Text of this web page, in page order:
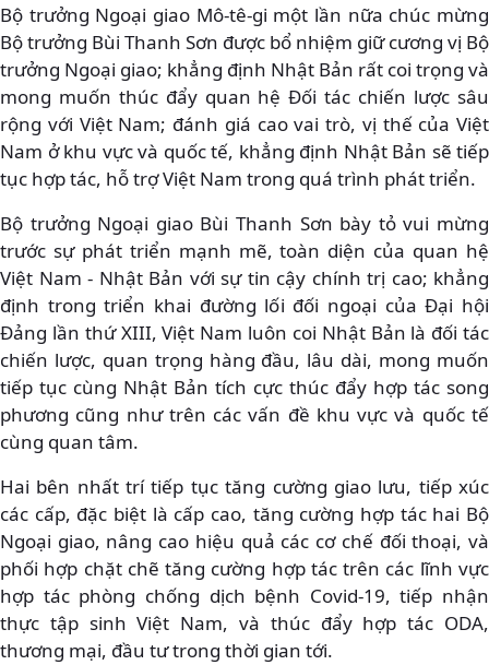
Bộ trưởng Ngoại giao Mô-tê-gi một lần nữa chúc mừng
Bộ trưởng Bùi Thanh Sơn được bổ nhiệm giữ cương vị Bộ
trưởng Ngoại giao; khẳng định Nhật Bản rất coi trọng và
mong muốn thúc đẩy quan hệ Đối tác chiến lược sâu
rộng với Việt Nam; đánh giá cao vai trò, vị thế của Việt
Nam ở khu vực và quốc tế, khẳng định Nhật Bản sẽ tiếp
tục hợp tác, hỗ trợ Việt Nam trong quá trình phát triển.
Bộ trưởng Ngoại giao Bùi Thanh Sơn bày tỏ vui mừng
trước sự phát triển mạnh mẽ, toàn diện của quan hệ
Việt Nam - Nhật Bản với sự tin cậy chính trị cao; khẳng
định trong triển khai đường lối đối ngoại của Đại hội
Đảng lần thứ XIII, Việt Nam luôn coi Nhật Bản là đối tác
chiến lược, quan trọng hàng đầu, lâu dài, mong muốn
tiếp tục cùng Nhật Bản tích cực thúc đẩy hợp tác song
phương cũng như trên các vấn đề khu vực và quốc tế
cùng quan tâm.
Hai bên nhất trí tiếp tục tăng cường giao lưu, tiếp xúc
các cấp, đặc biệt là cấp cao, tăng cường hợp tác hai Bộ
Ngoại giao, nâng cao hiệu quả các cơ chế đối thoại, và
phối hợp chặt chẽ tăng cường hợp tác trên các lĩnh vực
hợp tác phòng chống dịch bệnh Covid-19, tiếp nhận
thực tập sinh Việt Nam, và thúc đẩy hợp tác ODA,
thương mại, đầu tư trong thời gian tới.